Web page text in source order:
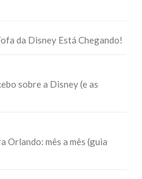
da Disney Está Chegando!
sobre a Disney (e as
Orlando: mês a mês (guia